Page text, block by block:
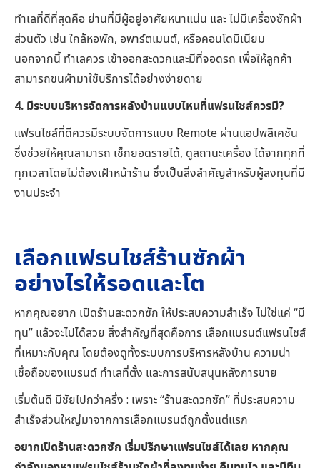
ทำเลที่ดีที่สุดคือ ย่านที่มีผู้อยู่อาศัยหนาแน่น และ ไม่มีเครื่องซักผ้า
ส่วนตัว เช่น ใกล้หอพัก, อพาร์ตเมนต์, หรือคอนโดมิเนียม
นอกจากนี้ ทำเลควร เข้าออกสะดวกและมีที่จอดรถ เพื่อให้ลูกค้า
สามารถขนผ้ามาใช้บริการได้อย่างง่ายดาย
4. มีระบบบริหารจัดการหลังบ้านแบบไหนที่แฟรนไชส์ควรมี?
แฟรนไชส์ที่ดีควรมีระบบจัดการแบบ Remote ผ่านแอปพลิเคชัน
ซึ่งช่วยให้คุณสามารถ เช็กยอดรายได้, ดูสถานะเครื่อง ได้จากทุกที่
ทุกเวลาโดยไม่ต้องเฝ้าหน้าร้าน ซึ่งเป็นสิ่งสำคัญสำหรับผู้ลงทุนที่มี
งานประจำ
เลือกแฟรนไชส์ร้านซักผ้า
อย่างไรให้รอดและโต
หากคุณอยาก เปิดร้านสะดวกซัก ให้ประสบความสำเร็จ ไม่ใช่แค่ “มี
ทุน” แล้วจะไปได้สวย สิ่งสำคัญที่สุดคือการ เลือกแบรนด์แฟรนไชส์
ที่เหมาะกับคุณ โดยต้องดูทั้งระบบการบริหารหลังบ้าน ความน่า
เชื่อถือของแบรนด์ ทำเลที่ตั้ง และการสนับสนุนหลังการขาย
เริ่มต้นดี มีชัยไปกว่าครึ่ง : เพราะ “ร้านสะดวกซัก” ที่ประสบความ
สำเร็จส่วนใหญ่มาจากการเลือกแบรนด์ถูกตั้งแต่แรก
อยากเปิดร้านสะดวกซัก เริ่มปรึกษาแฟรนไชส์ได้เลย หากคุณ